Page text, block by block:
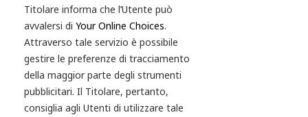
Titolare informa che l’Utente può
avvalersi di Your Online Choices.
Attraverso tale servizio è possibile
gestire le preferenze di tracciamento
della maggior parte degli strumenti
pubblicitari. Il Titolare, pertanto,
consiglia agli Utenti di utilizzare tale